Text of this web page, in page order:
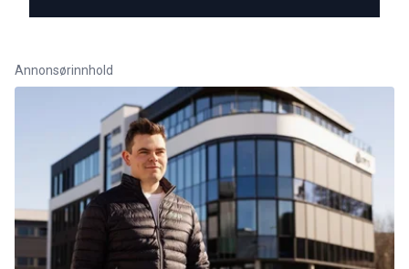
Annonsørinnhold